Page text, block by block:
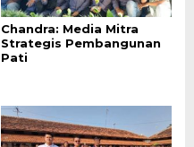
Chandra: Media Mitra
Strategis Pembangunan
Pati